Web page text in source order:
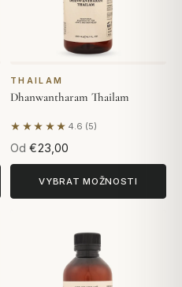
THAILAM
Dhanwantharam Thailam
★★★★★ 4.6 (5)
Na základě 5 hodnocení
Od €23,00
VYBRAT MOŽNOSTI